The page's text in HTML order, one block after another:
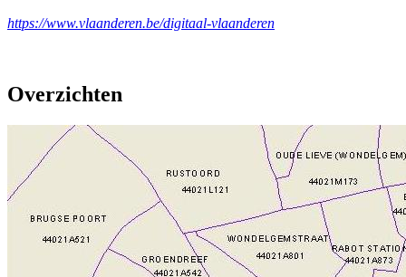
https://www.vlaanderen.be/digitaal-vlaanderen
Overzichten